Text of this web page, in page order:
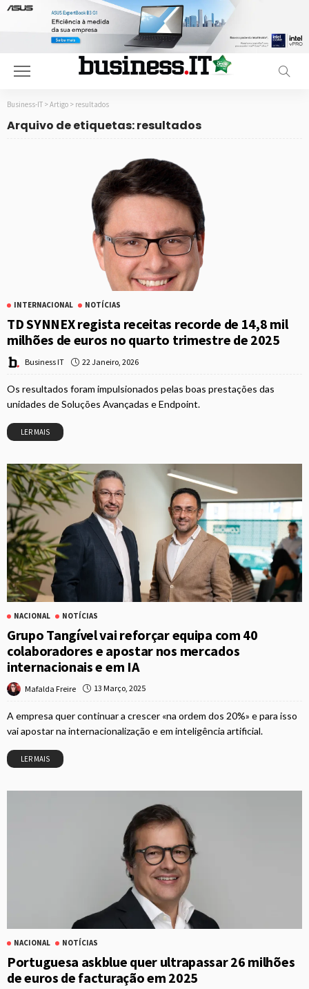
Business-IT > Artigo > resultados
Arquivo de etiquetas: resultados
INTERNACIONAL NOTÍCIAS
TD SYNNEX regista receitas recorde de 14,8 mil
milhões de euros no quarto trimestre de 2025
Business IT 22 Janeiro, 2026
Os resultados foram impulsionados pelas boas prestações das
unidades de Soluções Avançadas e Endpoint.
LER MAIS
NACIONAL NOTÍCIAS
Grupo Tangível vai reforçar equipa com 40
colaboradores e apostar nos mercados
internacionais e em IA
Mafalda Freire 13 Março, 2025
A empresa quer continuar a crescer «na ordem dos 20%» e para isso
vai apostar na internacionalização e em inteligência artificial.
LER MAIS
NACIONAL NOTÍCIAS
Portuguesa askblue quer ultrapassar 26 milhões
de euros de facturação em 2025